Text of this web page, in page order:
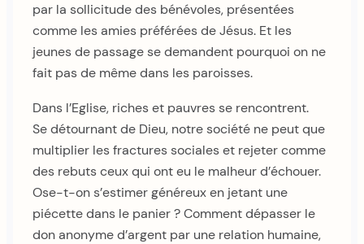
par la sollicitude des bénévoles, présentées
comme les amies préférées de Jésus. Et les
jeunes de passage se demandent pourquoi on ne
fait pas de même dans les paroisses.
Dans l’Eglise, riches et pauvres se rencontrent.
Se détournant de Dieu, notre société ne peut que
multiplier les fractures sociales et rejeter comme
des rebuts ceux qui ont eu le malheur d’échouer.
Ose-t-on s’estimer généreux en jetant une
piécette dans le panier ? Comment dépasser le
don anonyme d’argent par une relation humaine,